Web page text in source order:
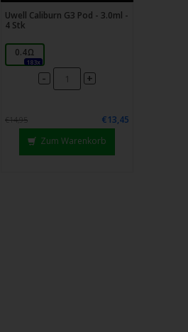
Uwell Caliburn G3 Pod - 3.0ml -
4 Stk
0.4Ω
183x
- +
€14,95
€13,45
Zum Warenkorb